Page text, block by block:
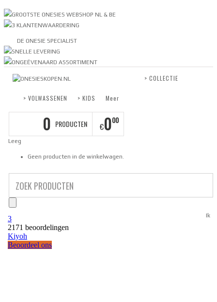
GROOTSTE ONESIES WEBSHOP NL & BE
3 KLANTENWAARDERING
DE ONESIE SPECIALIST
SNELLE LEVERING
ONGEËVENAARD ASSORTIMENT
> COLLECTIE
> VOLWASSENEN > KIDS Meer
0 PRODUCTEN €000
Leeg
Geen producten in de winkelwagen.
Ik